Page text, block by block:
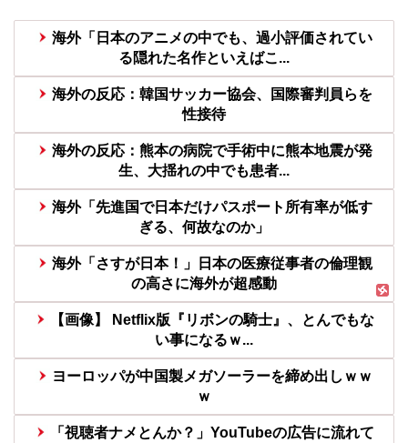
海外「日本のアニメの中でも、過小評価されてい
る隠れた名作といえばこ...
海外の反応：韓国サッカー協会、国際審判員らを
性接待
海外の反応：熊本の病院で手術中に熊本地震が発
生、大揺れの中でも患者...
海外「先進国で日本だけパスポート所有率が低す
ぎる、何故なのか」
海外「さすが日本！」日本の医療従事者の倫理観
の高さに海外が超感動
【画像】 Netflix版『リボンの騎士』、とんでもな
い事になるｗ...
ヨーロッパが中国製メガソーラーを締め出しｗｗ
ｗ
「視聴者ナメとんか？」YouTubeの広告に流れて